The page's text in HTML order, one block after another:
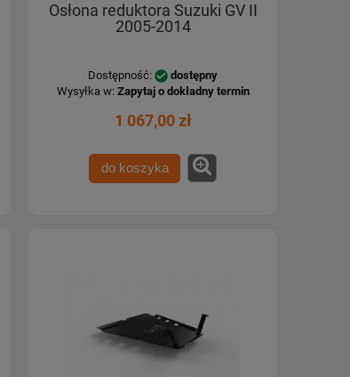
Osłona reduktora Suzuki GV II
2005-2014
Dostępność:
dostępny
Wysyłka w: Zapytaj o dokładny termin
1 067,00 zł
do koszyka